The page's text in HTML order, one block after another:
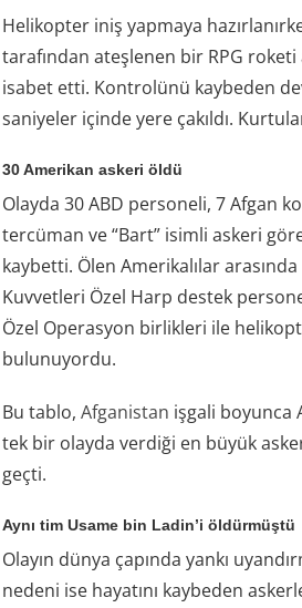
Helikopter iniş yapmaya
tarafından ateşlenen bir RPG
isabet etti. Kontrolünü kaybeden
saniyeler içinde yere çakıldı.
30 Amerikan askeri öldü
Olayda 30 ABD personeli, 7 Afgan
tercüman ve “Bart” isimli askeri
kaybetti. Ölen Amerikalılar arasında
Kuvvetleri Özel Harp destek
Özel Operasyon birlikleri ile
bulunuyordu.
Bu tablo,Afganistan işgali boyunca
tek bir olayda verdiği en büyük
geçti.
Aynı tim Usame bin Ladin’i öldürmüştü
Olayın dünya çapında yankı
nedeni ise hayatını kaybeden